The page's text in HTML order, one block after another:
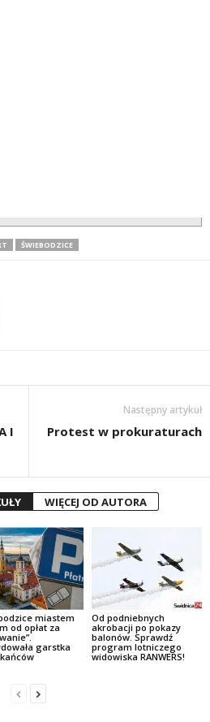
ŚWIEBODZICE
I
Następny artykuł
Protest w prokuraturach
WIĘCEJ OD AUTORA
miastem
od opłat za
garstka
Od podniebnych
akrobacji po pokazy
balonów. Sprawdź
program lotniczego
widowiska RANWERS!